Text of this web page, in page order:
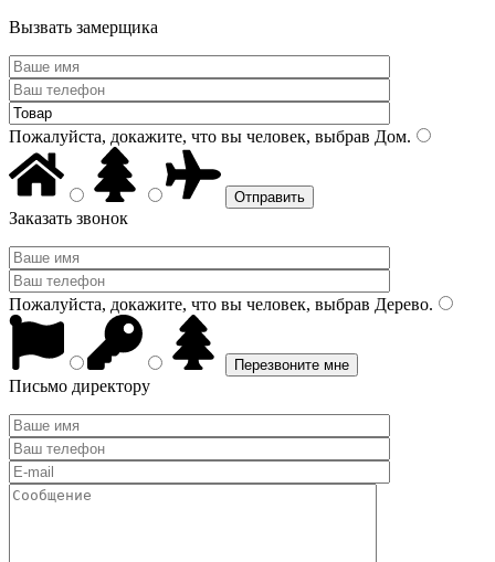
Вызвать замерщика
Пожалуйста, докажите, что вы человек, выбрав Дом.
Заказать звонок
Пожалуйста, докажите, что вы человек, выбрав Дерево.
Письмо директору